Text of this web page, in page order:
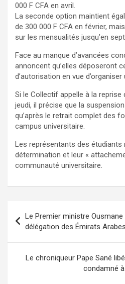
000 F CFA en avril.
La seconde option maintient
de 300 000 F CFA en février,
sur les mensualités jusqu’en
Face au manque d’avancées
annoncent qu’elles déposeront
d’autorisation en vue
Si le Collectif appelle à la
jeudi, il précise que la
qu’après le retrait complet des
campus universitaire.
Les représentants des étudiants
détermination et leur «
communauté universitaire.
Le Premier ministre
délégation des Émirats
Le chroniqueur Pape Sané
condamné